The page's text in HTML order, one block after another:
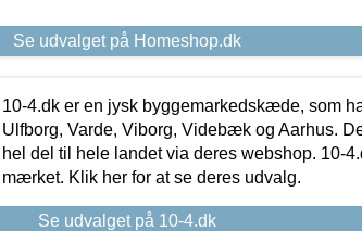
Se udvalget på Homeshop.dk
10-4.dk er en jysk byggemarkedskæde, som
Ulfborg, Varde, Viborg, Videbæk og Aarhus.
hel del til hele landet via deres webshop. 10-
mærket. Klik her for at se deres udvalg.
Se udvalget på 10-4.dk